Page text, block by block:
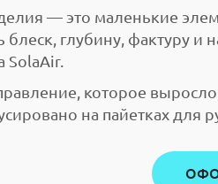
— это маленькие
блеск, глубину, фактуру и
SolaAir.
которое
на пайетках для